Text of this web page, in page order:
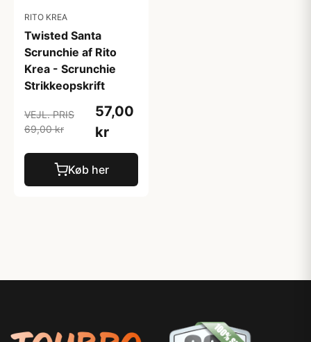
RITO KREA
Twisted Santa
Scrunchie af Rito
Krea - Scrunchie
Strikkeopskrift
VEJL. PRIS
69,00 kr
57,00
kr
Køb her